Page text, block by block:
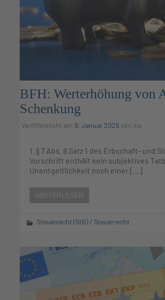
BFH: Werterhöhung von
Schenkung
Veröffentlicht am 9. Januar 2026von kw
1. § 7 Abs. 8 Satz 1 des Erbschaft-
Vorschrift enthält kein subjektives
Unentgeltlichkeit noch einer […]
WEITERLESEN
Steuerrecht (StB) / Steuerrecht